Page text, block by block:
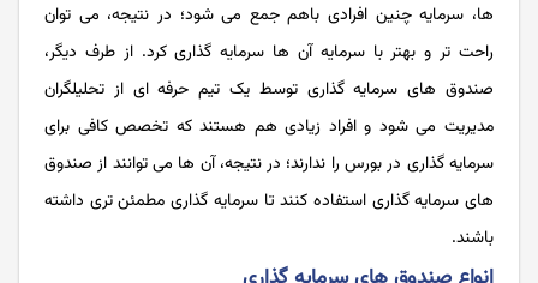
ها، سرمایه چنین افرادی باهم جمع می شود؛ در نتیجه، می توان
راحت تر و بهتر با سرمایه آن ها سرمایه گذاری کرد. از طرف دیگر،
صندوق های سرمایه گذاری توسط یک تیم حرفه ای از تحلیلگران
مدیریت می شود و افراد زیادی هم هستند که تخصص کافی برای
سرمایه گذاری در بورس را ندارند؛ در نتیجه، آن ها می توانند از صندوق
های سرمایه گذاری استفاده کنند تا سرمایه گذاری مطمئن تری داشته
باشند.